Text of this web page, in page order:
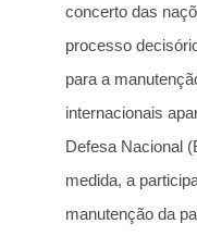
concerto das
processo
para a
internacionais
Defesa Nacional
medida, a
manutenção da